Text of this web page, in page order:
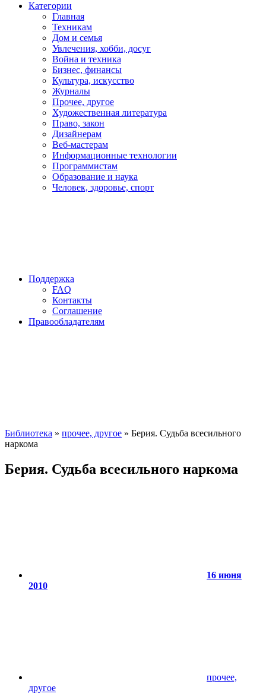
Категории
Главная
Техникам
Дом и семья
Увлечения, хобби, досуг
Война и техника
Бизнес, финансы
Культура, искусство
Журналы
Прочее, другое
Художественная литература
Право, закон
Дизайнерам
Веб-мастерам
Информационные технологии
Программистам
Образование и наука
Человек, здоровье, спорт
Поддержка
FAQ
Контакты
Соглашение
Правообладателям
Библиотека » прочее, другое » Берия. Судьба всесильного
наркома
Берия. Судьба всесильного наркома
16 июня
2010
прочее,
другое